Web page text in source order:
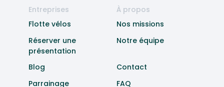
Entreprises
Flotte vélos
Réserver une
présentation
À propos
Nos missions
Notre équipe
Blog
Parrainage
Contact
FAQ